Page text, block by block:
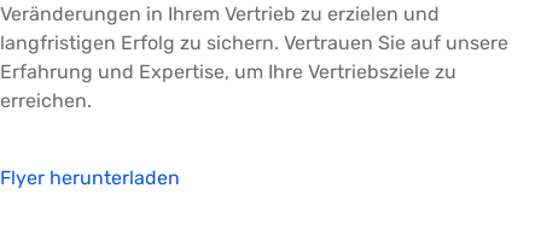
Veränderungen in Ihrem Vertrieb zu erzielen und
langfristigen Erfolg zu sichern. Vertrauen Sie auf unsere
Erfahrung und Expertise, um Ihre Vertriebsziele zu
erreichen.
Flyer herunterladen